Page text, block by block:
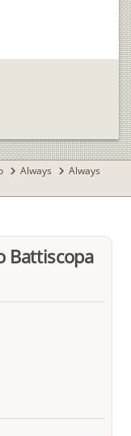
chevron_right Always chevron_right Always
Battiscopa